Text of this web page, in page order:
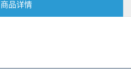
商品详情